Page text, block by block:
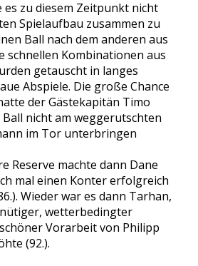
es zu diesem Zeitpunkt nicht
Spielaufbau zusammen zu
Ball nach dem anderen aus
schnellen Kombinationen aus
getauscht in langes
Abspiele. Die große Chance
der Gästekapitän Timo
nicht am weggerutschten
im Tor unterbringen
Reserve machte dann Dane
mal einen Konter erfolgreich
Wieder war es dann Tarhan,
wetterbedingter
Vorarbeit von Philipp
(92.).